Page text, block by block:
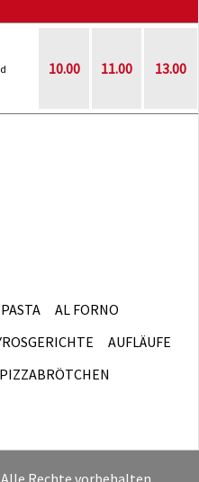
10.00 11.00 13.00
PASTA
AL FORNO
AUFLÄUFE
PIZZABRÖTCHEN
Rechte vorbehalten